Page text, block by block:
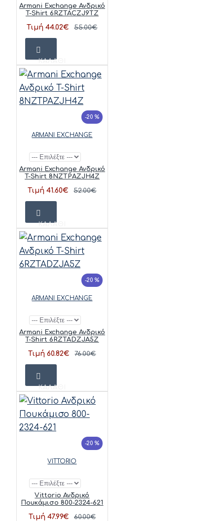
Armani Exchange Ανδρικό
T-Shirt 6RZTACZJ9TZ
Τιμή 44.02€ 55.00€
ΚΑΛΆΘΙ
-20 %
ARMANI EXCHANGE
Armani Exchange Ανδρικό
T-Shirt 8NZTPAZJH4Z
Τιμή 41.60€ 52.00€
ΚΑΛΆΘΙ
-20 %
ARMANI EXCHANGE
Armani Exchange Ανδρικό
T-Shirt 6RZTADZJA5Z
Τιμή 60.82€ 76.00€
ΚΑΛΆΘΙ
-20 %
VITTORIO
Vittorio Ανδρικό
Πουκάμισο 800-2324-621
Τιμή 47.99€ 60.00€